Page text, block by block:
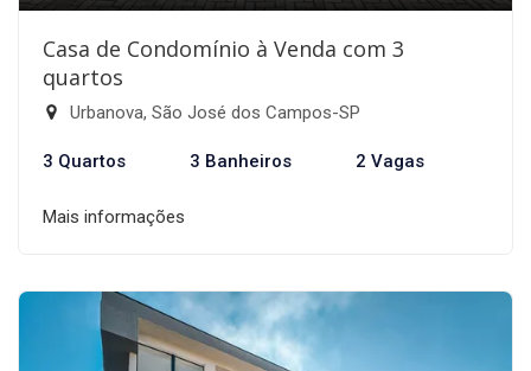
Casa de Condomínio à Venda com 3
quartos
Urbanova, São José dos Campos-SP
3 Quartos 3 Banheiros 2 Vagas
Mais informações